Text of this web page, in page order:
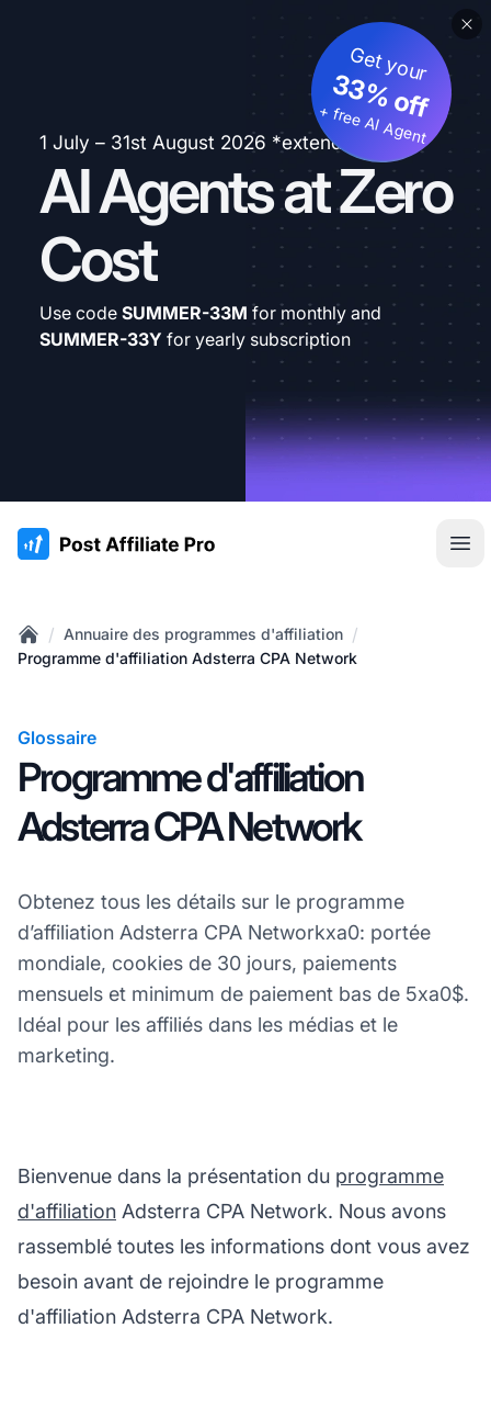
1 July – 31st August 2026 *extended
AI Agents at Zero
Cost
Get your
33% off
+ free AI Agent
Use code SUMMER-33M for monthly and
SUMMER-33Y for yearly subscription
:site.title
Home
/ Annuaire des programmes d'affiliation /
Programme d'affiliation Adsterra CPA Network
Glossaire
Programme d'affiliation
Adsterra CPA Network
Obtenez tous les détails sur le programme
d’affiliation Adsterra CPA Networkxa0: portée
mondiale, cookies de 30 jours, paiements
mensuels et minimum de paiement bas de 5xa0$.
Idéal pour les affiliés dans les médias et le
marketing.
Bienvenue dans la présentation du programme
d'affiliation Adsterra CPA Network. Nous avons
rassemblé toutes les informations dont vous avez
besoin avant de rejoindre le programme
d'affiliation Adsterra CPA Network.